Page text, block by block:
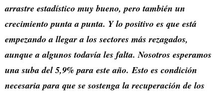
arrastre estadístico muy bueno, pero también un
crecimiento punta a punta. Y lo positivo es que está
empezando a llegar a los sectores más rezagados,
aunque a algunos todavía les falta. Nosotros esperamos
una suba del 5,9% para este año. Esto es condición
necesaria para que se sostenga la recuperación de los